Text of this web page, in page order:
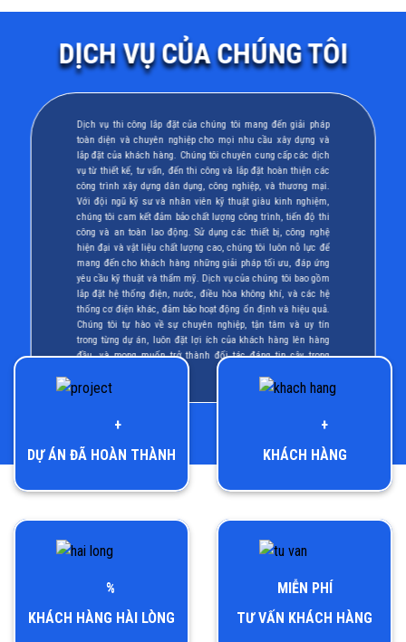
DỊCH VỤ CỦA CHÚNG TÔI
Dịch vụ thi công lắp đặt của chúng tôi mang đến giải pháp
toàn diện và chuyên nghiệp cho mọi nhu cầu xây dựng và
lắp đặt của khách hàng. Chúng tôi chuyên cung cấp các dịch
vụ từ thiết kế, tư vấn, đến thi công và lắp đặt hoàn thiện các
công trình xây dựng dân dụng, công nghiệp, và thương mại.
Với đội ngũ kỹ sư và nhân viên kỹ thuật giàu kinh nghiệm,
chúng tôi cam kết đảm bảo chất lượng công trình, tiến độ thi
công và an toàn lao động. Sử dụng các thiết bị, công nghệ
hiện đại và vật liệu chất lượng cao, chúng tôi luôn nỗ lực để
mang đến cho khách hàng những giải pháp tối ưu, đáp ứng
yêu cầu kỹ thuật và thẩm mỹ. Dịch vụ của chúng tôi bao gồm
lắp đặt hệ thống điện, nước, điều hòa không khí, và các hệ
thống cơ điện khác, đảm bảo hoạt động ổn định và hiệu quả.
Chúng tôi tự hào về sự chuyên nghiệp, tận tâm và uy tín
trong từng dự án, luôn đặt lợi ích của khách hàng lên hàng
đầu, và mong muốn trở thành đối tác đáng tin cậy trong
+
DỰ ÁN ĐÃ HOÀN THÀNH
+
KHÁCH HÀNG
%
KHÁCH HÀNG HÀI LÒNG
MIỄN PHÍ
TƯ VẤN KHÁCH HÀNG